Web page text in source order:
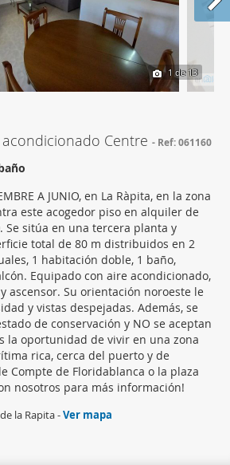
1 de 13
Centre Ref: 061160
A JUNIO, en La Ràpita, en la zona
este acogedor piso en alquiler de
Se sitúa en una tercera planta y
total de 80 m distribuidos en 2
1 habitación doble, 1 baño,
Equipado con aire acondicionado,
ascensor. Su orientación noroeste le
y vistas despejadas. Además, se
de conservación y NO se aceptan
la oportunidad de vivir en una zona
rica, cerca del puerto y de
Compte de Floridablanca o la plaza
nosotros para más información!
la Rapita -Ver mapa